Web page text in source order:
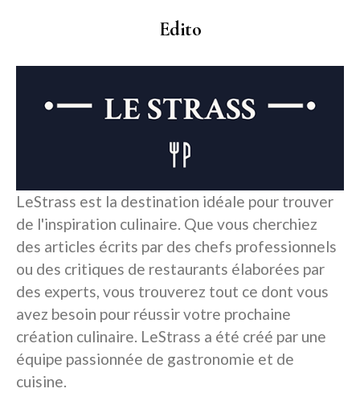
Edito
LeStrass est la destination idéale pour trouver
de l'inspiration culinaire. Que vous cherchiez
des articles écrits par des chefs professionnels
ou des critiques de restaurants élaborées par
des experts, vous trouverez tout ce dont vous
avez besoin pour réussir votre prochaine
création culinaire. LeStrass a été créé par une
équipe passionnée de gastronomie et de
cuisine.